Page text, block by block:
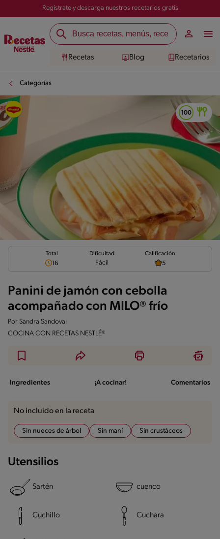
Registrate y descarga nuestros recetarios gratis
Recetas Blog Recetarios
Categorías
Total
16
Dificultad
Fácil
Calificación
5
Panini de jamón con cebolla
acompañado con MILO® frío
Por Sandra Sandoval
COCINA CON RECETAS NESTLÉ®
Ingredientes ¡A cocinar! Comentarios
No incluido en la receta
Sin nueces de árbol Sin maní Sin crustáceos
Utensilios
Sartén cuenco
Cuchillo Cuchara